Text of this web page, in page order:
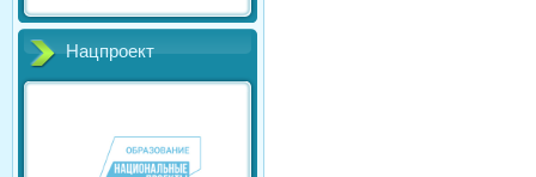
Нацпроект